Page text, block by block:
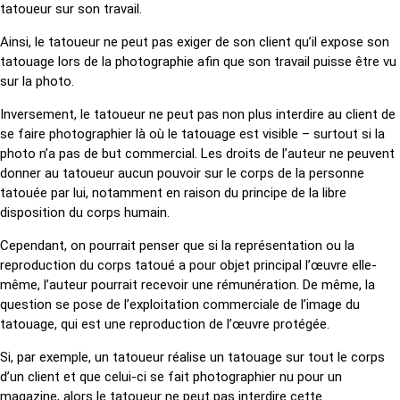
tatoueur sur son travail.
Ainsi, le tatoueur ne peut pas exiger de son client qu’il expose son
tatouage lors de la photographie afin que son travail puisse être vu
sur la photo.
Inversement, le tatoueur ne peut pas non plus interdire au client de
se faire photographier là où le tatouage est visible – surtout si la
photo n’a pas de but commercial. Les droits de l’auteur ne peuvent
donner au tatoueur aucun pouvoir sur le corps de la personne
tatouée par lui, notamment en raison du principe de la libre
disposition du corps humain.
Cependant, on pourrait penser que si la représentation ou la
reproduction du corps tatoué a pour objet principal l’œuvre elle-
même, l’auteur pourrait recevoir une rémunération. De même, la
question se pose de l’exploitation commerciale de l’image du
tatouage, qui est une reproduction de l’œuvre protégée.
Si, par exemple, un tatoueur réalise un tatouage sur tout le corps
d’un client et que celui-ci se fait photographier nu pour un
magazine, alors le tatoueur ne peut pas interdire cette